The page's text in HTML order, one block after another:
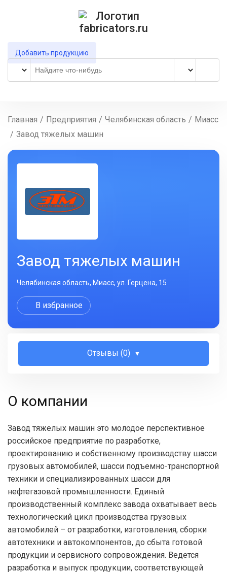
Добавить продукцию
Главная / Предприятия / Челябинская область / Миасс
/ Завод тяжелых машин
Завод тяжелых машин
Челябинская область, Миасс, ул. Герцена, 15
В избранное
Отзывы (0)
О компании
Завод тяжелых машин это молодое перспективное
российское предприятие по разработке,
проектированию и собственному производству шасси
грузовых автомобилей, шасси подъемно-транспортной
техники и специализированных шасси для
нефтегазовой промышленности. Единый
производственный комплекс завода охватывает весь
технологический цикл производства грузовых
автомобилей – от разработки, изготовления, сборки
автотехники и автокомпонентов, до сбыта готовой
продукции и сервисного сопровождения. Ведется
разработка и выпуск продукции, соответствующей